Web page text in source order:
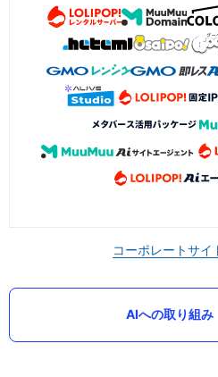
コーポレートサイ
AIへの取り組み